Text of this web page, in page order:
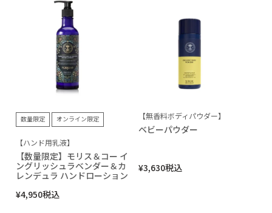
数量限定 オンライン限定
【ハンド用乳液】
【数量限定】モリス＆コー イ
ングリッシュラベンダー＆カ
レンデュラ ハンドローション
¥4,950税込
【無香料ボディパウダー】
ベビーパウダー
¥3,630税込